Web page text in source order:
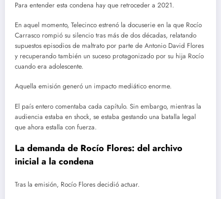
Para entender esta condena hay que retroceder a 2021.
En aquel momento, Telecinco estrenó la docuserie en la que Rocío
Carrasco rompió su silencio tras más de dos décadas, relatando
supuestos episodios de maltrato por parte de Antonio David Flores
y recuperando también un suceso protagonizado por su hija Rocío
cuando era adolescente.
Aquella emisión generó un impacto mediático enorme.
El país entero comentaba cada capítulo. Sin embargo, mientras la
audiencia estaba en shock, se estaba gestando una batalla legal
que ahora estalla con fuerza.
La demanda de Rocío Flores: del archivo
inicial a la condena
Tras la emisión, Rocío Flores decidió actuar.